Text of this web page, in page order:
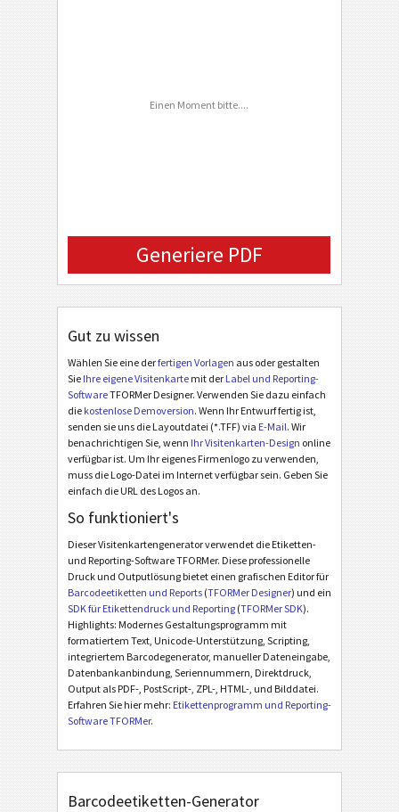
Company Logo (URL)
Einen Moment bitte....
Generiere PDF
Gut zu wissen
Wählen Sie eine derfertigen Vorlagen aus oder gestalten
Sie Ihre eigene Visitenkarte mit der Label und Reporting-
SoftwareTFORMer Designer. Verwenden Sie dazu einfach
die kostenlose Demoversion. Wenn Ihr Entwurf fertig ist,
senden sie uns die Layoutdatei (*.TFF) via E-Mail. Wir
benachrichtigen Sie, wenn Ihr Visitenkarten-Design online
verfügbar ist. Um Ihr eigenes Firmenlogo zu verwenden,
muss die Logo-Datei im Internet verfügbar sein. Geben Sie
einfach die URL des Logos an.
So funktioniert's
Dieser Visitenkartengenerator verwendet die Etiketten-
und Reporting-Software TFORMer. Diese professionelle
Druck und Outputlösung bietet einen grafischen Editor für
Barcodeetiketten und Reports (TFORMer Designer) und ein
SDK für Etikettendruck und Reporting (TFORMer SDK).
Highlights: Modernes Gestaltungsprogramm mit
formatiertem Text, Unicode-Unterstützung, Scripting,
integriertem Barcodegenerator, manueller Dateneingabe,
Datenbankanbindung, Seriennummern, Direktdruck,
Output als PDF-, PostScript-, ZPL-, HTML-, und Bilddatei.
Erfahren Sie hier mehr: Etikettenprogramm und Reporting-
Software TFORMer.
Barcodeetiketten-Generator